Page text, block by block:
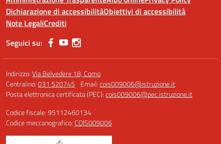
Dichiarazione di accessibilitàObiettivi di accessibilità
Note LegaliCrediti
Seguici su:
Indirizzo:Via Belvedere 18, Como
Centralino:031 520745 Email:cois009006@istruzione.it
Posta elettronica certificata (PEC):cois009006@pec.istruzione.it
Codice fiscale: 95112460134
Codice meccanografico: COIS009006